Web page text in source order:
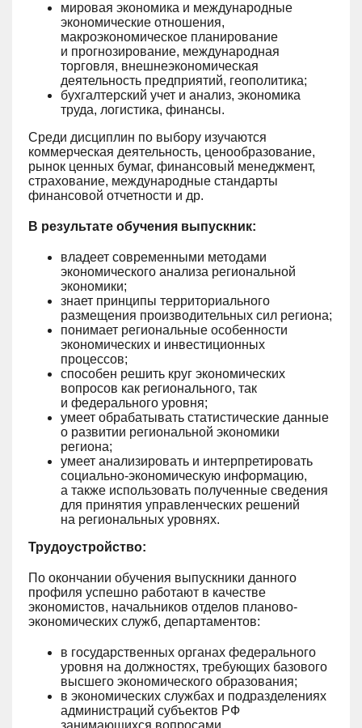
мировая экономика и международные
экономические отношения,
макроэкономическое планирование
и прогнозирование, международная
торговля, внешнеэкономическая
деятельность предприятий, геополитика;
бухгалтерский учет и анализ, экономика
труда, логистика, финансы.
Среди дисциплин по выбору изучаются
коммерческая деятельность, ценообразование,
рынок ценных бумаг, финансовый менеджмент,
страхование, международные стандарты
финансовой отчетности и др.
В результате обучения выпускник:
владеет современными методами
экономического анализа региональной
экономики;
знает принципы территориального
размещения производительных сил региона;
понимает региональные особенности
экономических и инвестиционных
процессов;
способен решить круг экономических
вопросов как регионального, так
и федерального уровня;
умеет обрабатывать статистические данные
о развитии региональной экономики
региона;
умеет анализировать и интерпретировать
социально-экономическую информацию,
а также использовать полученные сведения
для принятия управленческих решений
на региональных уровнях.
Трудоустройство:
По окончании обучения выпускники данного
профиля успешно работают в качестве
экономистов, начальников отделов планово-
экономических служб, департаментов:
в государственных органах федерального
уровня на должностях, требующих базового
высшего экономического образования;
в экономических службах и подразделениях
администраций субъектов РФ
занимающихся вопросами